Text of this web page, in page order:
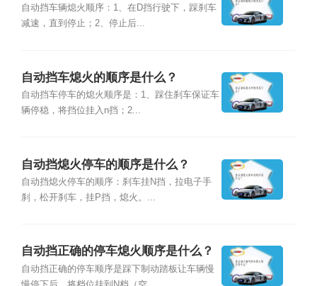
自动挡车辆熄火顺序：1、在D挡行驶下，踩刹车
减速，直到停止；2、停止后...
自动挡车熄火的顺序是什么？
自动挡车停车的熄火顺序是：1、踩住刹车保证车
辆停稳，将挡位挂入n挡；2...
自动挡熄火停车的顺序是什么？
自动挡熄火停车的顺序：刹车挂N挡，拉电子手
刹，松开刹车，挂P挡，熄火。...
自动挡正确的停车熄火顺序是什么？
自动挡正确的停车顺序是踩下制动踏板让车辆慢